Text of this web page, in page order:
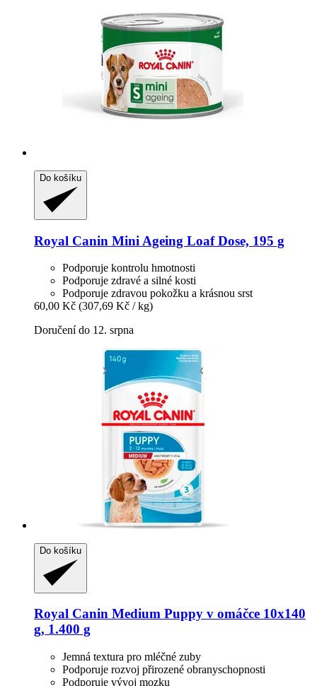
Do košíku
Royal Canin Mini Ageing Loaf Dose, 195 g
Podporuje kontrolu hmotnosti
Podporuje zdravé a silné kosti
Podporuje zdravou pokožku a krásnou srst
60,00 Kč (307,69 Kč / kg)
Doručení do 12. srpna
Do košíku
Royal Canin Medium Puppy v omáčce 10x140
g, 1.400 g
Jemná textura pro mléčné zuby
Podporuje rozvoj přirozené obranyschopnosti
Podporuje vývoj mozku